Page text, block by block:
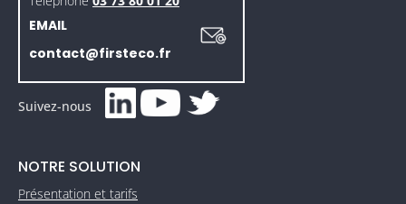
EMAIL
contact@firsteco.fr
Suivez-nous
NOTRE SOLUTION
Présentation et tarifs